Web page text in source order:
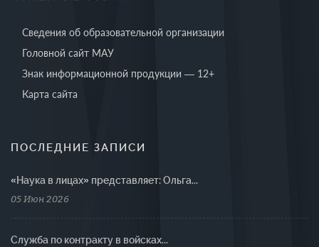
Сведения об образовательной организации
Головной сайт МАУ
Знак информационной продукции — 12+
Карта сайта
ПОСЛЕДНИЕ ЗАПИСИ
«Наука в лицах» представляет: Ольга...
05 Июн 2026
Cлужба по контракту в войсках...